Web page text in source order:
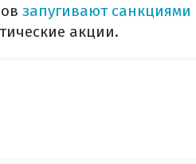
запугивают санкциями
акции.